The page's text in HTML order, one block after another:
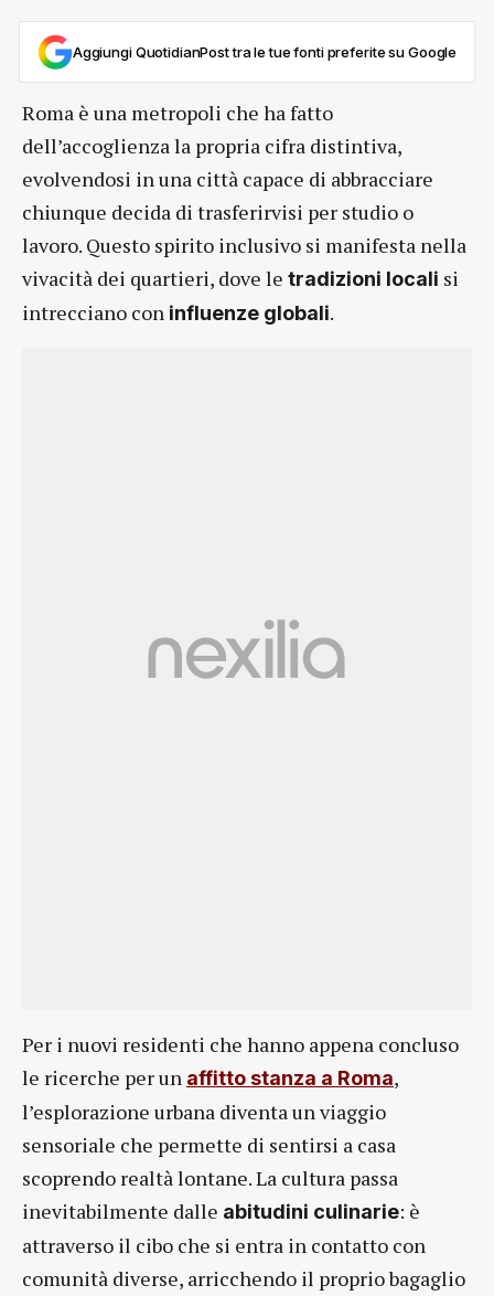
Aggiungi QuotidianPost tra le tue fonti preferite su Google
Roma è una metropoli che ha fatto
dell’accoglienza la propria cifra distintiva,
evolvendosi in una città capace di abbracciare
chiunque decida di trasferirvisi per studio o
lavoro. Questo spirito inclusivo si manifesta nella
vivacità dei quartieri, dove le tradizioni locali si
intrecciano con influenze globali.
Per i nuovi residenti che hanno appena concluso
le ricerche per un affitto stanza a Roma,
l’esplorazione urbana diventa un viaggio
sensoriale che permette di sentirsi a casa
scoprendo realtà lontane. La cultura passa
inevitabilmente dalle abitudini culinarie: è
attraverso il cibo che si entra in contatto con
comunità diverse, arricchendo il proprio bagaglio